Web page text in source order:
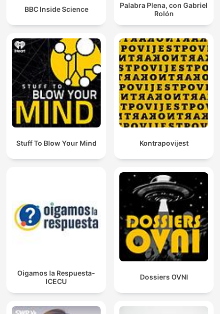
BBC Inside Science
Palabra Plena, con Gabriel
Rolón
Stuff To Blow Your Mind Kontrapovijest
Oigamos la Respuesta-
ICECU
Dossiers OVNI